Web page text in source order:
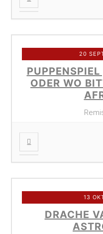
20
PUPPENSPIEL
ODER WO
13
DRACHE